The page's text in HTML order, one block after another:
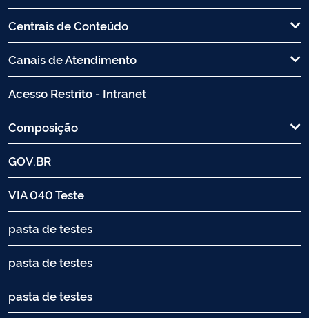
Centrais de Conteúdo
Canais de Atendimento
Acesso Restrito - Intranet
Composição
GOV.BR
VIA 040 Teste
pasta de testes
pasta de testes
pasta de testes